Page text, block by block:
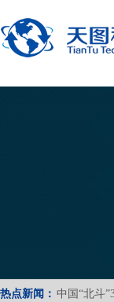
热点新闻：
北斗三号
中国“北斗